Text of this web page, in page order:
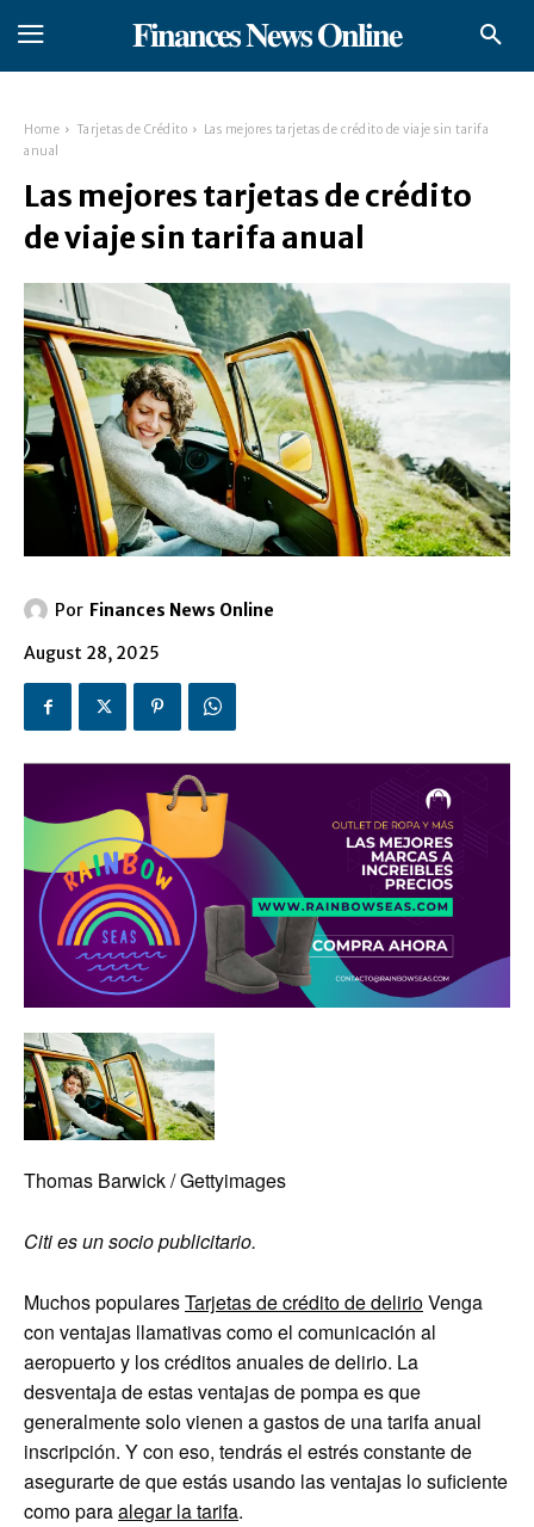
𝐅𝐢𝐧𝐚𝐧𝐜𝐞𝐬 𝐍𝐞𝐰𝐬 𝐎𝐧𝐥𝐢𝐧𝐞
Home Tarjetas de Crédito
Las mejores tarjetas de crédito de viaje sin tarifa
anual
Las mejores tarjetas de crédito
de viaje sin tarifa anual
Por Finances News Online
August 28, 2025
Thomas Barwick / Gettyimages
Citi es un socio publicitario.
Muchos popularesTarjetas de crédito de delirioVenga
con ventajas llamativas como el comunicación al
aeropuerto y los créditos anuales de delirio. La
desventaja de estas ventajas de pompa es que
generalmente solo vienen a gastos de una tarifa anual
inscripción. Y con eso, tendrás el estrés constante de
asegurarte de que estás usando las ventajas lo suficiente
como paraalegar la tarifa.